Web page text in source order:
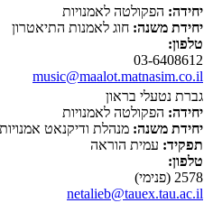
יחידה: הפקולטה לאמנויות
יחידת משנה: חוג לאמנות התיאטרון
טלפון:
03-6408612
music@maalot.matnasim.co.il
גברת נטעלי בראון
יחידה: הפקולטה לאמנויות
יחידת משנה: מנהלת ודיקנאט אמנויות
תפקיד: עמית הוראה
טלפון:
2578 (פנימי)
netalieb@tauex.tau.ac.il